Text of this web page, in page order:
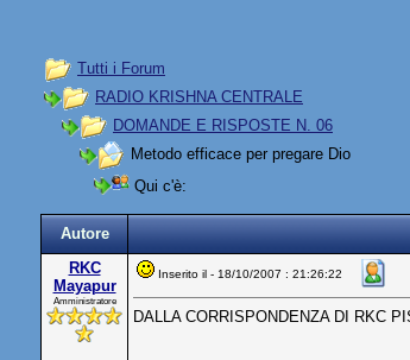
Tutti i Forum
RADIO KRISHNA CENTRALE
DOMANDE E RISPOSTE N. 06
Metodo efficace per pregare Dio
Qui c'è:
Autore
RKC
Mayapur
Amministratore
Inserito il - 18/10/2007 : 21:26:22
DALLA CORRISPONDENZA DI RKC